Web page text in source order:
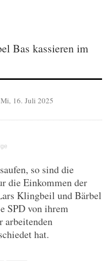
Bas kassieren im
Mi, 16. Juli 2025
so sind die
die Einkommen der
Klingbeil und Bärbel
SPD von ihrem
arbeitenden
hat.